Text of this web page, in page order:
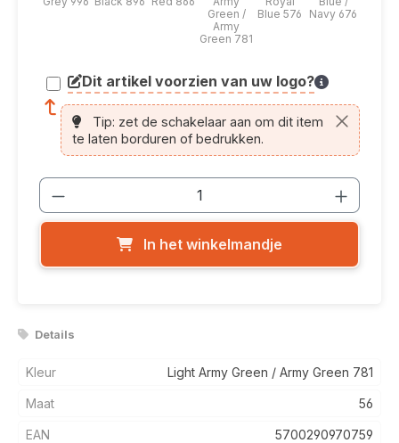
Green /
Army
Green 781
Blue 576
Navy 676
Dit artikel voorzien van uw logo?
article.printing.helptext
Tip: zet de schakelaar aan om dit item
te laten borduren of bedrukken.
Producthoeveelheid: Voer de
In het winkelmandje
Details
Kleur Light Army Green / Army Green 781
Maat 56
EAN 5700290970759